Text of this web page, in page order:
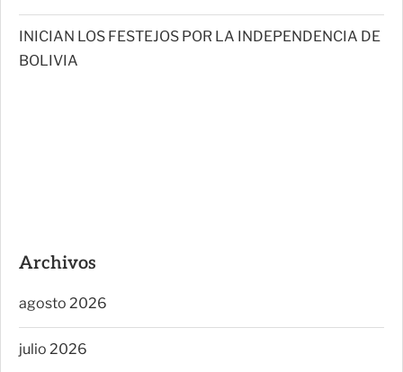
INICIAN LOS FESTEJOS POR LA INDEPENDENCIA DE
BOLIVIA
Archivos
agosto 2026
julio 2026